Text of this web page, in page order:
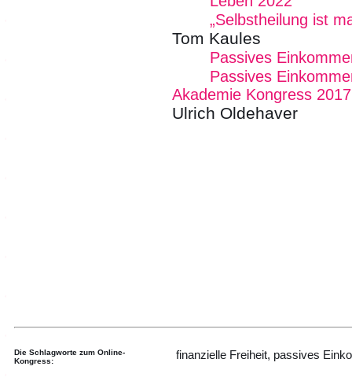
„Selbstheilung ist
Tom Kaules
Passives
Passives
Akademie Kongress 2017
Ulrich Oldehaver
Die Schlagworte zum Online-
Kongress:
finanzielle Freiheit, passives